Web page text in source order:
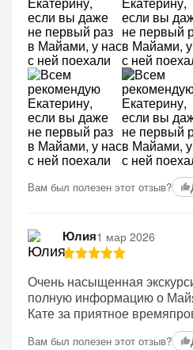
Вам был полезен этот отзыв?
Юлия1 мар 2026
Очень насыщенная
полную информацию о
Кате за приятное
Вам был полезен этот отзыв?